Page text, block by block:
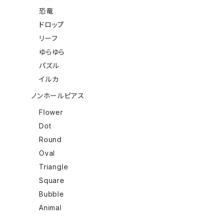
恐竜
ドロップ
リーフ
ゆらゆら
パズル
イルカ
ノンホールピアス
Flower
Dot
Round
Oval
Triangle
Square
Bubble
Animal